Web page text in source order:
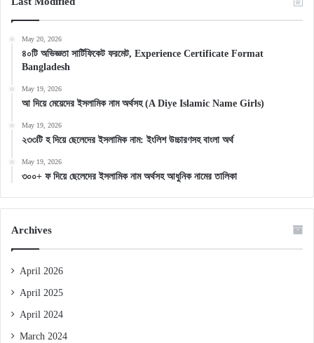
May 20, 2026
৪০টি অভিজ্ঞতা সার্টিফিকেট ফরমেট, Experience Certificate Format
Bangladesh
May 19, 2026
আ দিয়ে মেয়েদের ইসলামিক নাম অর্থসহ (A Diye Islamic Name Girls)
May 19, 2026
২৩৩টি হ দিয়ে ছেলেদের ইসলামিক নাম: ইংলিশ উচ্চারণসহ বাংলা অর্থ
May 19, 2026
৩০০+ ফ দিয়ে ছেলেদের ইসলামিক নাম অর্থসহ আধুনিক নামের তালিকা
Archives
April 2026
April 2025
April 2024
March 2024